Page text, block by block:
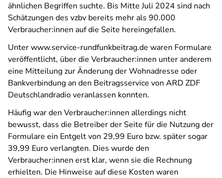
ähnlichen Begriffen suchte. Bis Mitte Juli 2024 sind nach
Schätzungen des vzbv bereits mehr als 90.000
Verbraucher:innen auf die Seite hereingefallen.
Unter www.service-rundfunkbeitrag.de waren Formulare
veröffentlicht, über die Verbraucher:innen unter anderem
eine Mitteilung zur Änderung der Wohnadresse oder
Bankverbindung an den Beitragsservice von ARD ZDF
Deutschlandradio veranlassen konnten.
Häufig war den Verbraucher:innen allerdings nicht
bewusst, dass die Betreiber der Seite für die Nutzung der
Formulare ein Entgelt von 29,99 Euro bzw. später sogar
39,99 Euro verlangten. Dies wurde den
Verbraucher:innen erst klar, wenn sie die Rechnung
erhielten. Die Hinweise auf diese Kosten waren